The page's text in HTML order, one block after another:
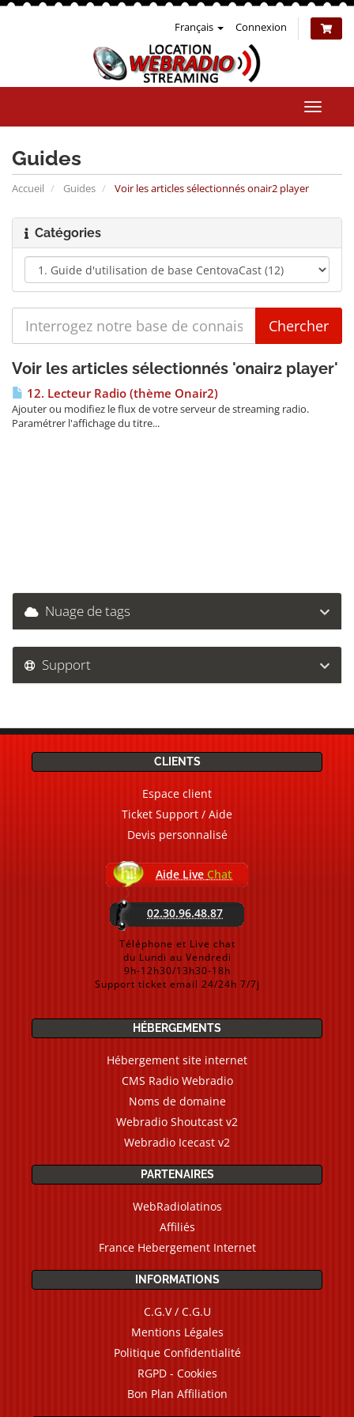
Français Connexion
la
Guides
Accueil Guides Voir les articles sélectionnés onair2 player
Catégories
Voir les articles sélectionnés 'onair2 player'
12. Lecteur Radio (thème Onair2)
Ajouter ou modifiez le flux de votre serveur de streaming radio.
Paramétrer l'affichage du titre...
Nuage de tags
Support
CLIENTS
Espace client
Ticket Support / Aide
Devis personnalisé
Aide Live Chat
02.30.96.48.87
Téléphone et Live chat
du Lundi au Vendredi
9h-12h30/13h30-18h
Support ticket email 24/24h 7/7j
HÉBERGEMENTS
Hébergement site internet
CMS Radio Webradio
Noms de domaine
Webradio Shoutcast v2
Webradio Icecast v2
PARTENAIRES
WebRadiolatinos
Affiliés
France Hebergement Internet
INFORMATIONS
C.G.V / C.G.U
Mentions Légales
Politique Confidentialité
RGPD - Cookies
Bon Plan Affiliation